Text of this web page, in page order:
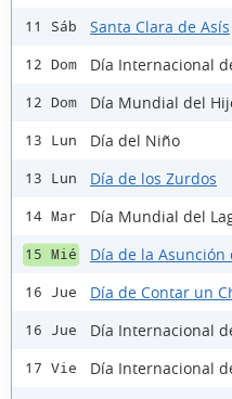
11 Sáb Santa Clara de Asís
12 Dom Día Internacional
12 Dom Día Mundial del
13 Lun Día del Niño
13 Lun Día de los Zurdos
14 Mar Día Mundial del
15 Mié Día de la Asunción
16 Jue Día de Contar un
16 Jue Día Internacional
17 Vie Día Internacional